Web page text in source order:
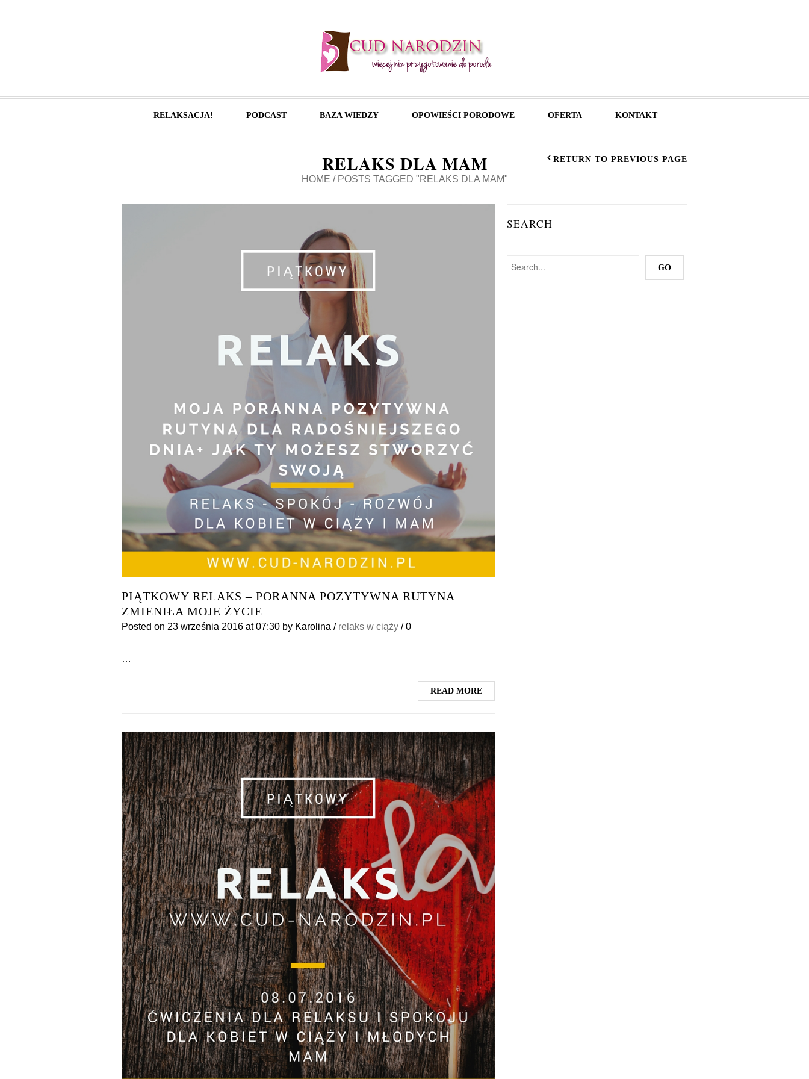
RELAKSACJA! PODCAST BAZA WIEDZY OPOWIEŚCI PORODOWE OFERTA KONTAKT
RELAKS DLA MAM
HOME / POSTS TAGGED "RELAKS DLA MAM"
RETURN TO PREVIOUS PAGE
PIĄTKOWY RELAKS – PORANNA POZYTYWNA RUTYNA
ZMIENIŁA MOJE ŻYCIE
Posted on 23 września 2016 at 07:30 by Karolina / relaks w ciąży /0
…
READ MORE
SEARCH